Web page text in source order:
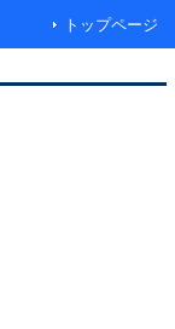
トップページ